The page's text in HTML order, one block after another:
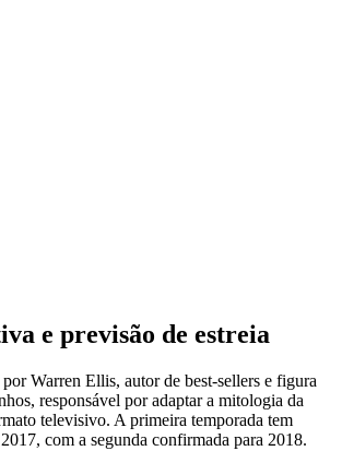
e previsão de estreia
Warren Ellis, autor de best-sellers e figura
responsável por adaptar a mitologia da
televisivo. A primeira temporada tem
com a segunda confirmada para 2018.